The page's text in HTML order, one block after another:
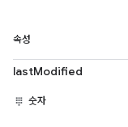
속성
lastModified
숫자